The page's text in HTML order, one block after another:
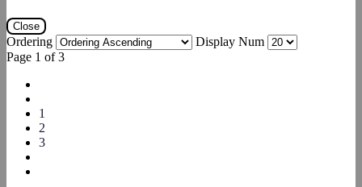
Close
Ordering
Display Num
Page 1 of 3
1
2
3